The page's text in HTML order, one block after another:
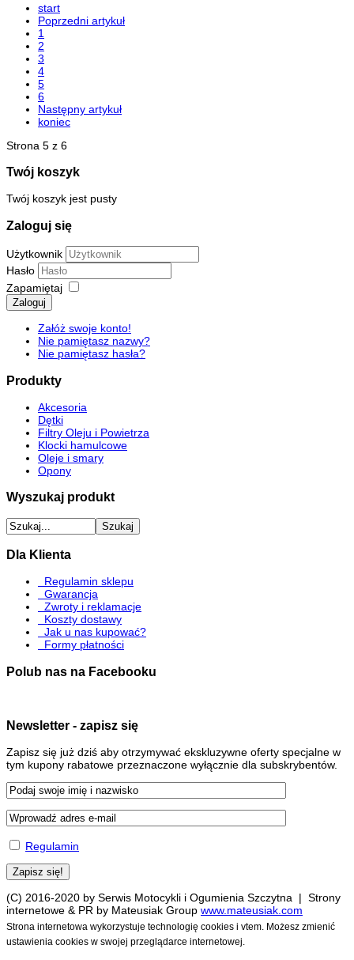
start
Poprzedni artykuł
1
2
3
4
5
6
Następny artykuł
koniec
Strona 5 z 6
Twój koszyk
Twój koszyk jest pusty
Zaloguj się
Użytkownik
Hasło
Zapamiętaj
Zaloguj
Załóż swoje konto!
Nie pamiętasz nazwy?
Nie pamiętasz hasła?
Produkty
Akcesoria
Dętki
Filtry Oleju i Powietrza
Klocki hamulcowe
Oleje i smary
Opony
Wyszukaj produkt
Dla Klienta
Regulamin sklepu
Gwarancja
Zwroty i reklamacje
Koszty dostawy
Jak u nas kupować?
Formy płatności
Polub nas na Facebooku
Newsletter - zapisz się
Zapisz się już dziś aby otrzymywać ekskluzywne oferty specjalne w
tym kupony rabatowe przeznaczone wyłącznie dla subskrybentów.
Regulamin
(C) 2016-2020 by Serwis Motocykli i Ogumienia Szczytna | Strony
internetowe & PR by Mateusiak Group www.mateusiak.com
Strona internetowa wykorzystuje technologię cookies i vtem. Możesz zmienić
ustawienia cookies w swojej przeglądarce internetowej.